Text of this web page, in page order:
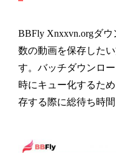
BBFly Xnxxvn.orgダ
数の動画を保存した
す。バッチダウンロ
時にキュー化するた
存する際に総待ち時